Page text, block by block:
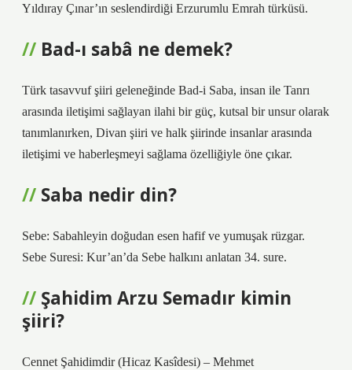
Yıldıray Çınar’ın seslendirdiği Erzurumlu Emrah türküsü.
Bad-ı sabâ ne demek?
Türk tasavvuf şiiri geleneğinde Bad-i Saba, insan ile Tanrı
arasında iletişimi sağlayan ilahi bir güç, kutsal bir unsur olarak
tanımlanırken, Divan şiiri ve halk şiirinde insanlar arasında
iletişimi ve haberleşmeyi sağlama özelliğiyle öne çıkar.
Saba nedir din?
Sebe: Sabahleyin doğudan esen hafif ve yumuşak rüzgar.
Sebe Suresi: Kur’an’da Sebe halkını anlatan 34. sure.
Şahidim Arzu Semadır kimin
şiiri?
Cennet Şahidimdir (Hicaz Kasîdesi) – Mehmet